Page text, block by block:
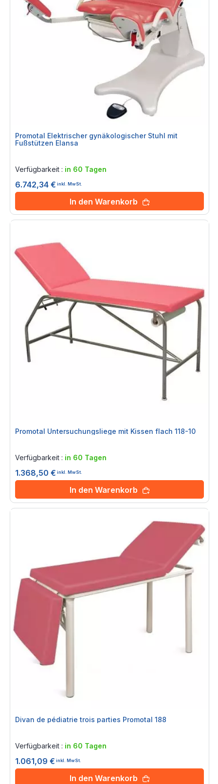
Promotal Elektrischer gynäkologischer Stuhl mit
Fußstützen Elansa
Verfügbarkeit : in 60 Tagen
6.742,34 € inkl. MwSt.
In den Warenkorb
Promotal Untersuchungsliege mit Kissen flach 118-10
Verfügbarkeit : in 60 Tagen
1.368,50 € inkl. MwSt.
In den Warenkorb
Divan de pédiatrie trois parties Promotal 188
Verfügbarkeit : in 60 Tagen
1.061,09 € inkl. MwSt.
In den Warenkorb